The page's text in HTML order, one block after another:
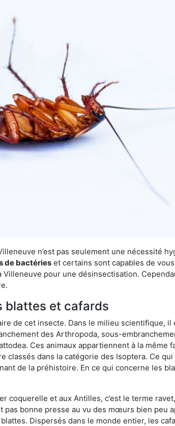
n’est pas seulement une nécessité
de bactéries et certains sont capables de
pour une désinsectisation.
blattes et cafards
de cet insecte. Dans le milieu scientifique,
des Arthropoda, sous-
Ces animaux appartiennent à la
classés dans la catégorie des Isoptera. Ce
de la préhistoire. En ce qui concerne les
coquerelle et aux Antilles, c’est le terme
pas bonne presse au vu des mœurs bien
Dispersés dans le monde entier, les